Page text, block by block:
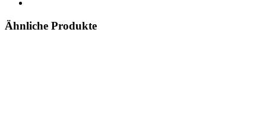
Ähnliche Produkte